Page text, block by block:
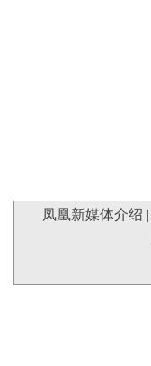
凤凰新媒体介绍 |